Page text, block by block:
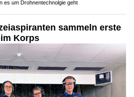
es um Drohnentechnolgie geht
sammeln erste
Korps